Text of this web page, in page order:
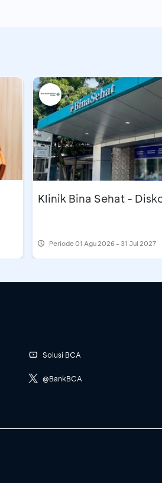
Klinik Bina Sehat -
Periode01 Agu 2026 - 31 Jul 2027
Solusi BCA
@BankBCA